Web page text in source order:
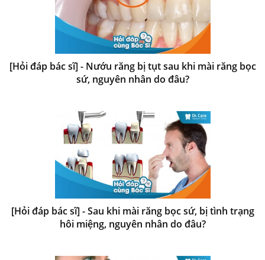
[Hỏi đáp bác sĩ] - Nướu răng bị tụt sau khi mài răng bọc
sứ, nguyên nhân do đâu?
[Hỏi đáp bác sĩ] - Sau khi mài răng bọc sứ, bị tình trạng
hôi miệng, nguyên nhân do đâu?